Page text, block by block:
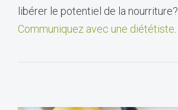
libérer le potentiel de la nourriture?
Communiquez avec une diététiste